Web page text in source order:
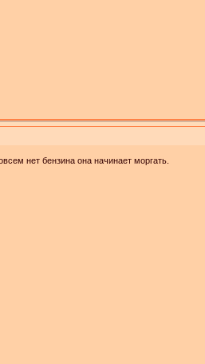
нет бензина она начинает моргать.